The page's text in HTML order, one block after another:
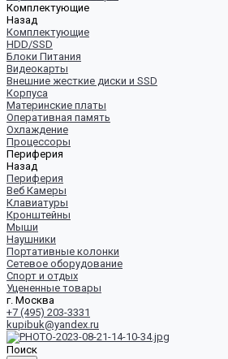
Комплектующие
Назад
Комплектующие
HDD/SSD
Блоки Питания
Видеокарты
Внешние жесткие диски и SSD
Корпуса
Материнские платы
Оперативная память
Охлаждение
Процессоры
Периферия
Назад
Периферия
Веб Камеры
Клавиатуры
Кронштейны
Мыши
Наушники
Портативные колонки
Сетевое оборудование
Спорт и отдых
Уцененные товары
г. Москва
+7 (495) 203-3331
kupibuk@yandex.ru
Поиск